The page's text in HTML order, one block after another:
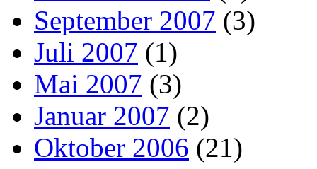
September 2007 (3)
Juli 2007 (1)
Mai 2007 (3)
Januar 2007 (2)
Oktober 2006 (21)